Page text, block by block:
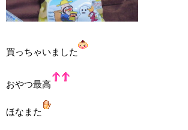
買っちゃいました
おやつ最高
ほなまた